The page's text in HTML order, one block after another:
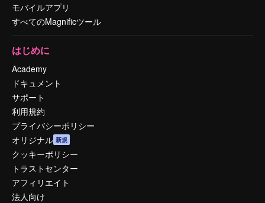
モバイルアプリ
すべてのMagnificツール
はじめに
Academy
ドキュメント
サポート
利用規約
プライバシーポリシー
オリジナル 新規
クッキーポリシー
トラストセンター
アフィリエイト
法人向け